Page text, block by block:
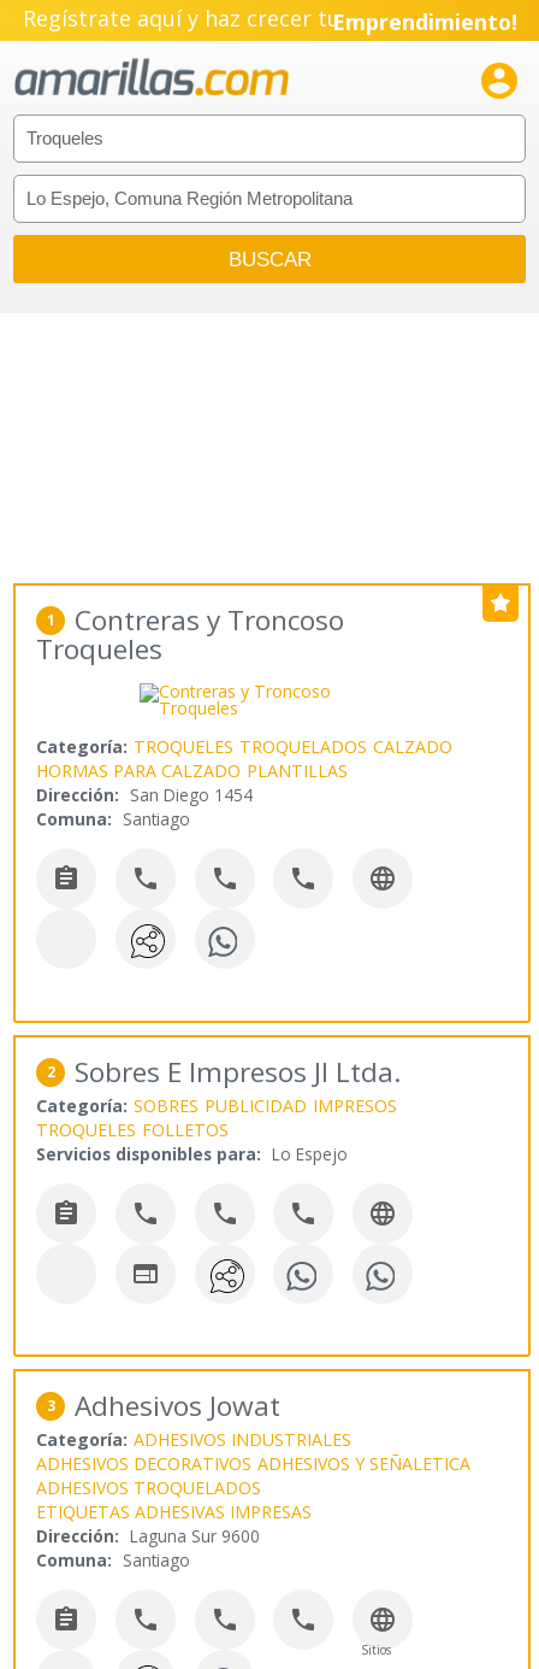
Regístrate aquí y haz crecer tuEmprendimiento!

1 Contreras y Troncoso
Troqueles
Categoría: TROQUELES TROQUELADOS CALZADO
HORMAS PARA CALZADO PLANTILLAS
Dirección: San Diego 1454
Comuna: Santiago
    
2 Sobres E Impresos Jl Ltda.
Categoría: SOBRES PUBLICIDAD IMPRESOS
TROQUELES FOLLETOS
Servicios disponibles para: Lo Espejo
    

3 Adhesivos Jowat
Categoría: ADHESIVOS INDUSTRIALES
ADHESIVOS DECORATIVOS ADHESIVOS Y SEÑALETICA
ADHESIVOS TROQUELADOS
ETIQUETAS ADHESIVAS IMPRESAS
Dirección: Laguna Sur 9600
Comuna: Santiago
    
Sitios